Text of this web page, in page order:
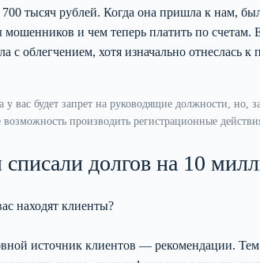
тысяч рублей. Когда она пришла к нам,
мошенников и чем теперь платить по счетам.
с облегчением, хотя изначально отнеслась
у вас будет запрет на руководящие должности, но,
возможность производить регистрационные
долгов на 10
находят клиенты?
источник клиентов — рекомендации. Тем